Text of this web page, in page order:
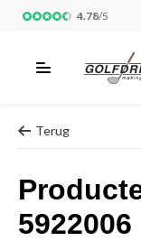
4.78/5
Terug
5922006